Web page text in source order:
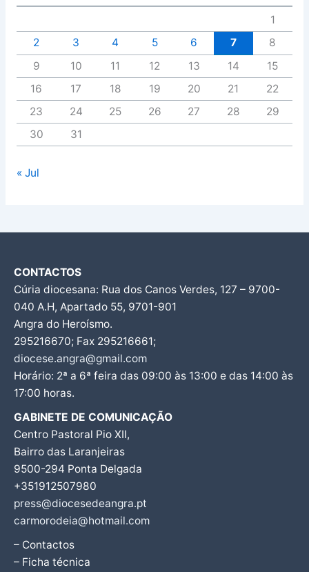
1
2
3 4 5 6 7
8
9
10 11 12 13 14
15
16
17 18 19 20 21
22
23
24 25 26 27 28
29
30
31
« Jul
CONTACTOS
Cúria diocesana: Rua dos Canos Verdes, 127 – 9700-
040 A.H, Apartado 55, 9701-901
Angra do Heroísmo.
295216670; Fax 295216661;
diocese.angra@gmail.com
Horário: 2ª a 6ª feira das 09:00 às 13:00 e das 14:00 às
17:00 horas.
GABINETE DE COMUNICAÇÃO
Centro Pastoral Pio XII,
Bairro das Laranjeiras
9500-294 Ponta Delgada
+351912507980
press@diocesedeangra.pt
carmorodeia@hotmail.com
– Contactos
– Ficha técnica